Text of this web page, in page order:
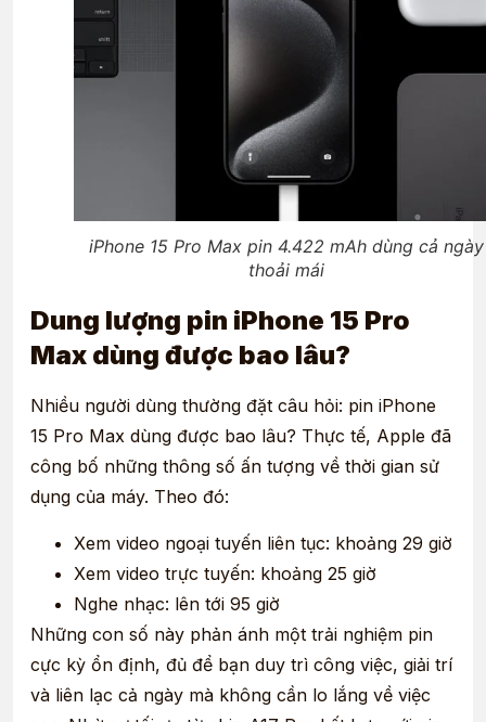
iPhone 15 Pro Max pin 4.422 mAh dùng cả ngày
thoải mái
Dung lượng pin iPhone 15 Pro
Max dùng được bao lâu?
Nhiều người dùng thường đặt câu hỏi: pin iPhone
15 Pro Max dùng được bao lâu? Thực tế, Apple đã
công bố những thông số ấn tượng về thời gian sử
dụng của máy. Theo đó:
Xem video ngoại tuyến liên tục: khoảng 29 giờ
Xem video trực tuyến: khoảng 25 giờ
Nghe nhạc: lên tới 95 giờ
Những con số này phản ánh một trải nghiệm pin
cực kỳ ổn định, đủ để bạn duy trì công việc, giải trí
và liên lạc cả ngày mà không cần lo lắng về việc